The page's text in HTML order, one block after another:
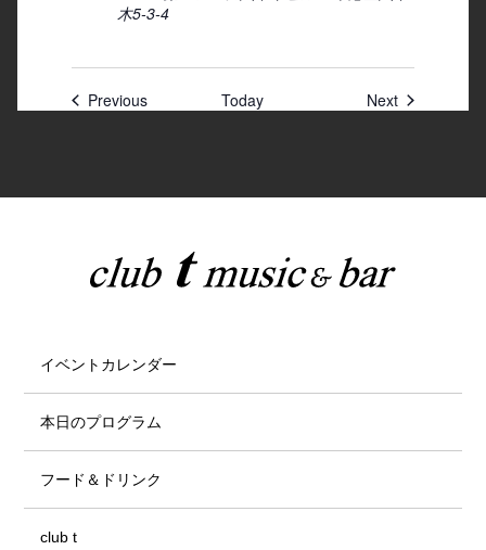
木5-3-4
Previous Today Next
イベントカレンダー
本日のプログラム
フード＆ドリンク
club t